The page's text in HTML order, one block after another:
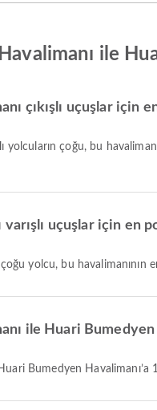
ile
çıkışlı uçuşlar için
yolcuların çoğu, bu
uçuşlar için en
çoğu yolcu, bu havalimanının
ile Huari
Bumedyen